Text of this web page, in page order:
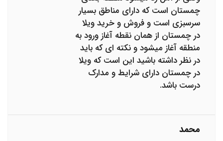
چمستان است که دارای مناطق بسیار
سرسبزی است و فروش و خرید ویلا
در چمستان از همان نقطه آغاز ورود به
منطقه آغاز میشود و نکته ای که باید
در نظر داشته باشید این است که ویلا
در چمستان دارای شرایط و مدارک
درست باشد.
محمد